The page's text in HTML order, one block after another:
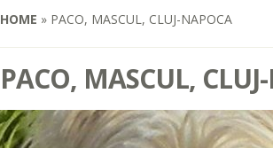
HOME » PACO, MASCUL, CLUJ-NAPOCA
PACO, MASCUL,